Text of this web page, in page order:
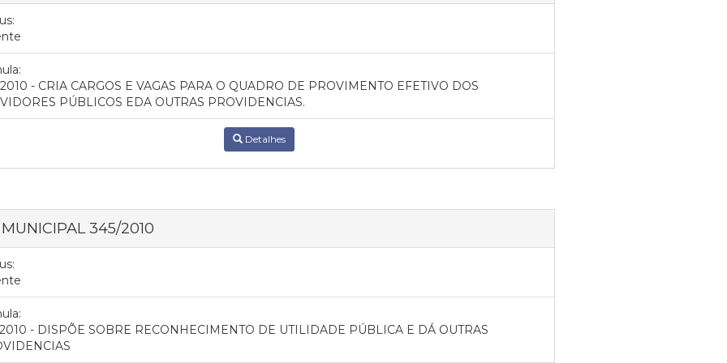
- CRIA CARGOS E VAGAS PARA O QUADRO DE PROVIMENTO EFETIVO DOS
PÚBLICOS EDA OUTRAS PROVIDENCIAS.
Detalhes
345/2010
- DISPÕE SOBRE RECONHECIMENTO DE UTILIDADE PÚBLICA E DÁ OUTRAS